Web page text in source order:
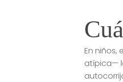
En
atípica—